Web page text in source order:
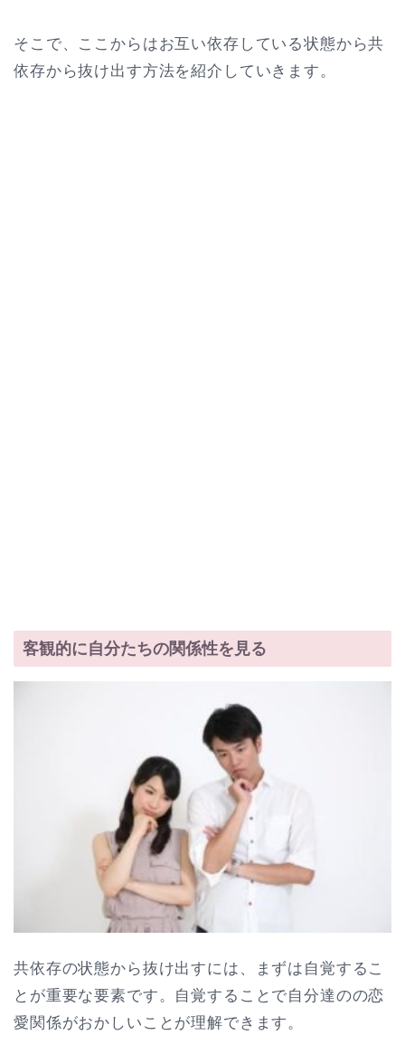
そこで、ここからはお互い依存している状態から共
依存から抜け出す方法を紹介していきます。
客観的に自分たちの関係性を見る
共依存の状態から抜け出すには、まずは自覚するこ
とが重要な要素です。自覚することで自分達のの恋
愛関係がおかしいことが理解できます。